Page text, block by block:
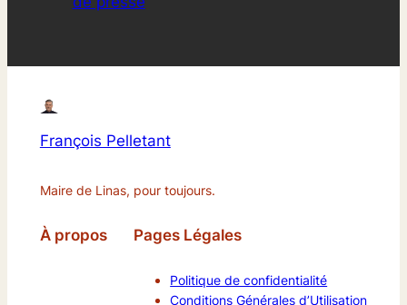
François Pelletant
Maire de Linas, pour toujours.
À propos Pages Légales
Politique de confidentialité
Conditions Générales d’Utilisation